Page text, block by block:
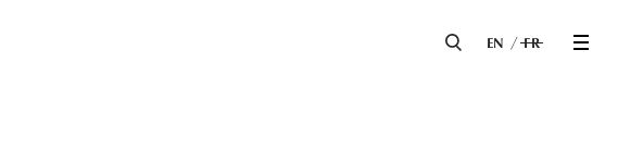
EN FR